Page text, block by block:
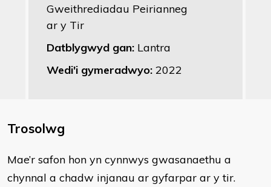
Gweithrediadau Peirianneg
ar y Tir
Datblygwyd gan: Lantra
Wedi'i gymeradwyo: 2022
Trosolwg
​Mae’r safon hon yn cynnwys gwasanaethu a
chynnal a chadw injanau ar gyfarpar ar y tir.